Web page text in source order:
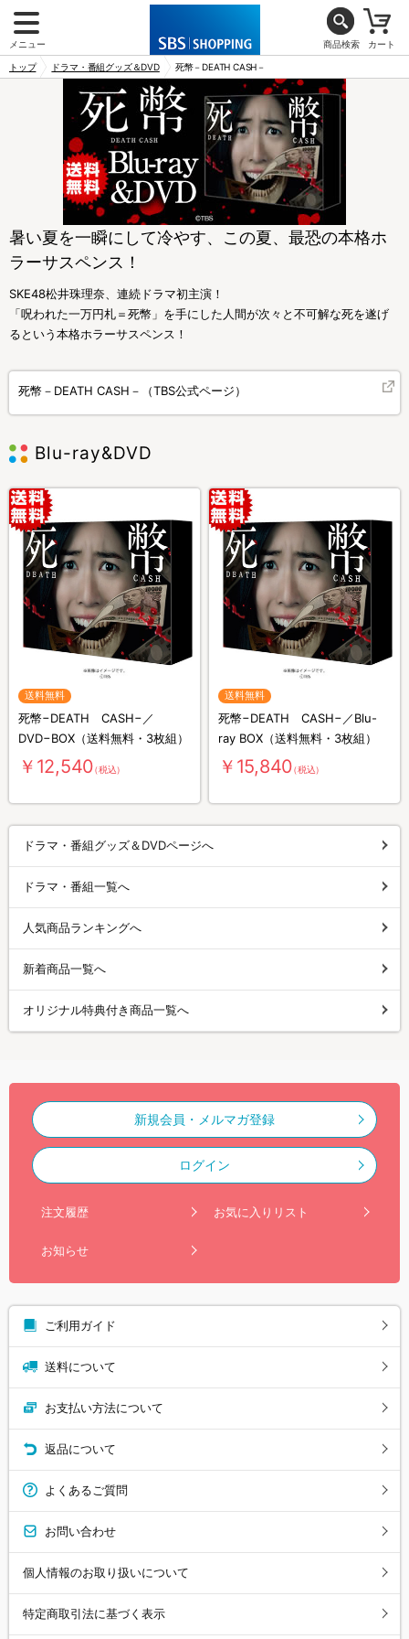
メニュー 商品検索 カート
トップ ドラマ・番組グッズ＆DVD 死幣－DEATH CASH－
暑い夏を一瞬にして冷やす、この夏、最恐の本格ホ
ラーサスペンス！
SKE48松井珠理奈、連続ドラマ初主演！
「呪われた一万円札＝死幣」を手にした人間が次々と不可解な死を遂げ
るという本格ホラーサスペンス！
死幣－DEATH CASH－（TBS公式ページ）
Blu-ray&DVD
送料無料
死幣−DEATH CASH−／
DVD−BOX（送料無料・3枚組）
￥12,540（税込）
送料無料
死幣−DEATH CASH−／Blu-
ray BOX（送料無料・3枚組）
￥15,840（税込）
ドラマ・番組グッズ＆DVDページへ
ドラマ・番組一覧へ
人気商品ランキングへ
新着商品一覧へ
オリジナル特典付き商品一覧へ
新規会員・メルマガ登録
ログイン
注文履歴 お気に入りリスト
お知らせ
ご利用ガイド
送料について
お支払い方法について
返品について
よくあるご質問
お問い合わせ
個人情報のお取り扱いについて
特定商取引法に基づく表示